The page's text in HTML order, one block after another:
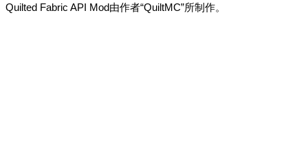
Quilted Fabric API Mod由作者“QuiltMC”所制作。